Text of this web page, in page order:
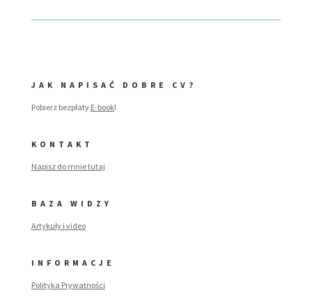
JAK NAPISAĆ DOBRE CV?
Pobierz bezpłaty E-book!
KONTAKT
Napisz do mnie tutaj
BAZA WIDZY
Artykuły i video
INFORMACJE
Polityka Prywatności